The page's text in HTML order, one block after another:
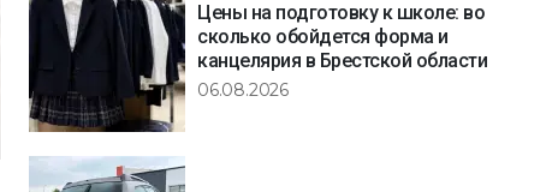
Цены на подготовку к школе: во
сколько обойдется форма и
канцелярия в Брестской области
06.08.2026